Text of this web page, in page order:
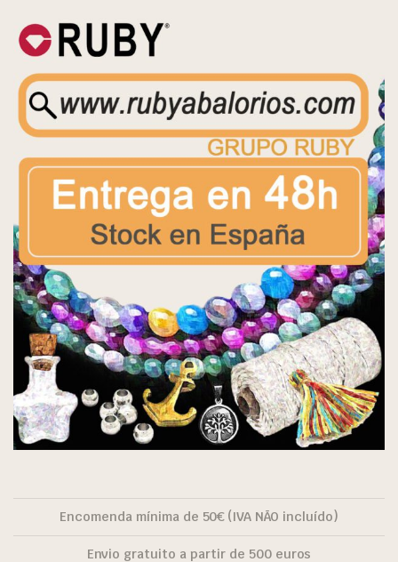
Encomenda mínima de 50€ (IVA NÃO incluído)
Envio gratuito a partir de 500 euros